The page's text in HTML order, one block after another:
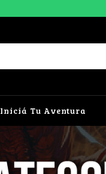
Iniciá Tu Aventura